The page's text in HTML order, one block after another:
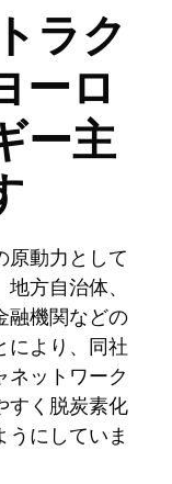
ラク
ーロ
ー主
原動力として
方自治体、
融機関などの
により、同社
ットワーク
すく脱炭素化
にしていま